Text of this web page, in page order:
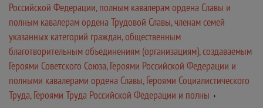
Российской Федерации, полным кавалерам ордена Славы и
полным кавалерам ордена Трудовой Славы, членам семей
указанных категорий граждан, общественным
благотворительным объединениям (организациям), создаваемым
Героями Советского Союза, Героями Российской Федерации и
полными кавалерами ордена Славы, Героями Социалистического
Труда, Героями Труда Российской Федерации и полны